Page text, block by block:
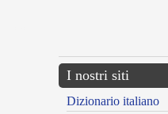
I nostri siti
Dizionario italiano